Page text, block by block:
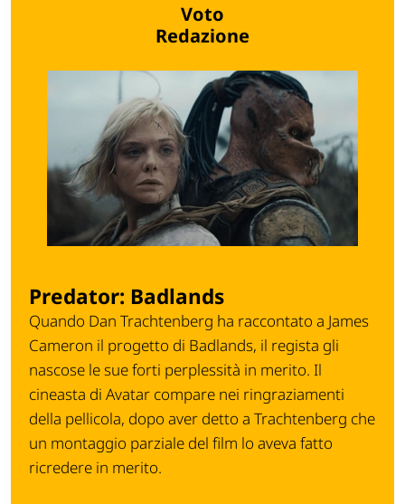
Voto
Redazione
Predator: Badlands
Quando Dan Trachtenberg ha raccontato a James
Cameron il progetto di Badlands, il regista gli
nascose le sue forti perplessità in merito. Il
cineasta di Avatar compare nei ringraziamenti
della pellicola, dopo aver detto a Trachtenberg che
un montaggio parziale del film lo aveva fatto
ricredere in merito.